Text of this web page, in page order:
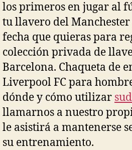
los primeros en jugar al
tu llavero del
fecha que quieras para
colección privada de
Barcelona. Chaqueta de
Liverpool FC para
dónde y cómo utilizar
llamarnos a nuestro
le asistirá a mantenerse
su entrenamiento.